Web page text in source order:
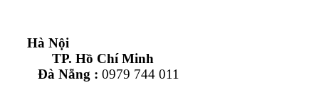
Hà Nội
TP. Hồ Chí Minh
Đà Nẵng : 0979 744 011